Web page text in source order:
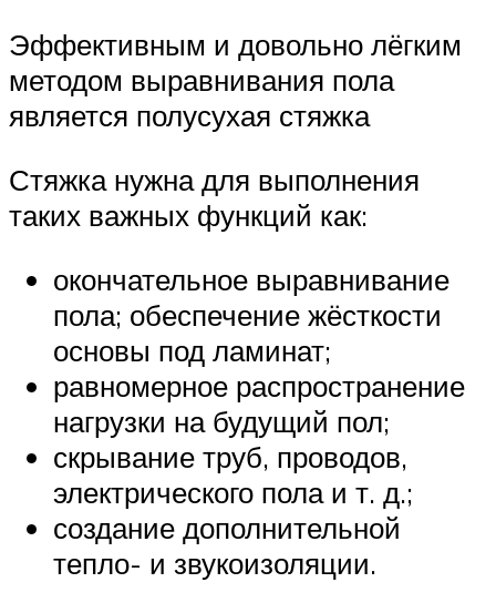
Эффективным и довольно лёгким
методом выравнивания пола
является полусухая стяжка
Стяжка нужна для выполнения
таких важных функций как:
окончательное выравнивание
пола; обеспечение жёсткости
основы под ламинат;
равномерное распространение
нагрузки на будущий пол;
скрывание труб, проводов,
электрического пола и т. д.;
создание дополнительной
тепло- и звукоизоляции.